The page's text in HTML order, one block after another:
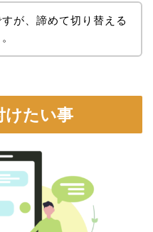
が、諦めて切り替える
けたい事